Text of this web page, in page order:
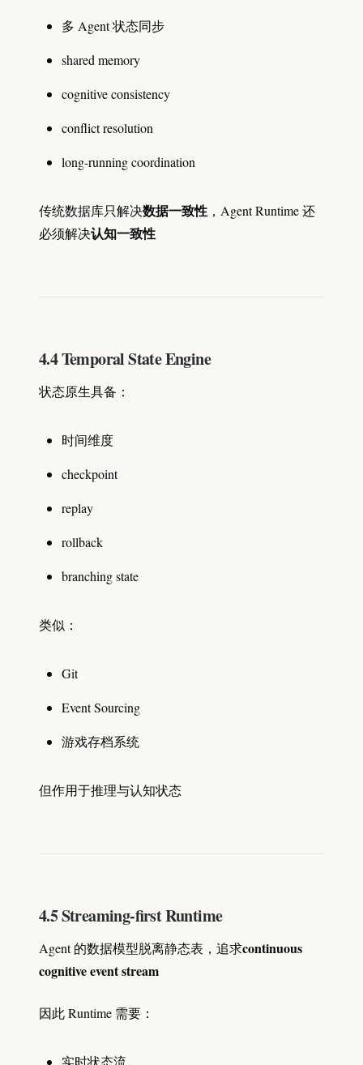
多 Agent 状态同步
shared memory
cognitive consistency
conflict resolution
long-running coordination
传统数据库只解决数据一致性 ，Agent Runtime 还
必须解决认知一致性
4.4 Temporal State Engine
状态原生具备：
时间维度
checkpoint
replay
rollback
branching state
类似：
Git
Event Sourcing
游戏存档系统
但作用于推理与认知状态
4.5 Streaming-first Runtime
Agent 的数据模型脱离静态表，追求continuous
cognitive event stream
因此 Runtime 需要：
实时状态流